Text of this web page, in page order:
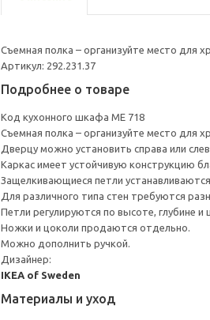
Съемная полка – организуйте место для
Артикул: 292.231.37
Подробнее о товаре
Код кухонного шкафа ME 718
Съемная полка – организуйте место для
Дверцу можно установить справа или
Каркас имеет устойчивую конструкцию
Защелкивающиеся петли
Для различного типа стен требуются
Петли регулируются по высоте, глубине и
Ножки и цоколи продаются отдельно.
Можно дополнить ручкой.
Дизайнер:
IKEA of Sweden
Материалы и уход